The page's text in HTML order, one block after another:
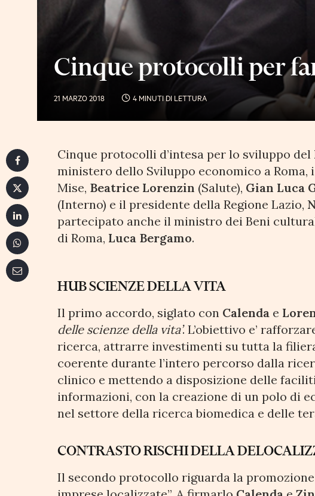
Cinque protocolli per
21 MARZO 2018 4 MINUTI DI LETTURA
Cinque protocolli d’intesa per lo sviluppo del
ministero dello Sviluppo economico a Roma,
Mise, Beatrice Lorenzin (Salute), Gian Luca
(Interno) e il presidente della Regione Lazio,
partecipato anche il ministro dei Beni
di Roma, Luca Bergamo.
HUB SCIENZE DELLA VITA
Il primo accordo, siglato con Calenda e
delle scienze della vita’. L’obiettivo e’
ricerca, attrarre investimenti su tutta la
coerente durante l’intero percorso dalla
clinico e mettendo a disposizione delle
informazioni, con la creazione di un polo di
nel settore della ricerca biomedica e delle
CONTRASTO RISCHI DELLA
Il secondo protocollo riguarda la